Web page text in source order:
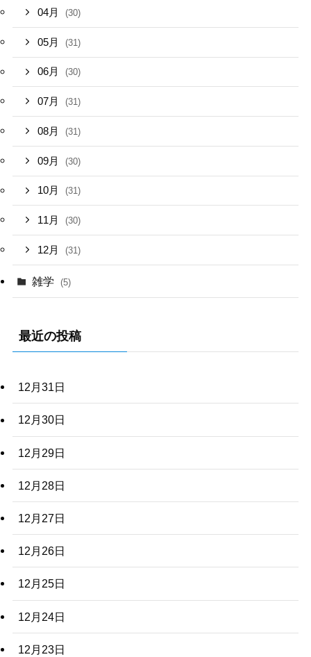
04月 (30)
05月 (31)
06月 (30)
07月 (31)
08月 (31)
09月 (30)
10月 (31)
11月 (30)
12月 (31)
雑学 (5)
最近の投稿
12月31日
12月30日
12月29日
12月28日
12月27日
12月26日
12月25日
12月24日
12月23日